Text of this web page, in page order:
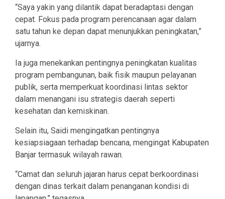
“Saya yakin yang dilantik dapat beradaptasi dengan
cepat. Fokus pada program perencanaan agar dalam
satu tahun ke depan dapat menunjukkan peningkatan,”
ujarnya.
Ia juga menekankan pentingnya peningkatan kualitas
program pembangunan, baik fisik maupun pelayanan
publik, serta memperkuat koordinasi lintas sektor
dalam menangani isu strategis daerah seperti
kesehatan dan kemiskinan.
Selain itu, Saidi mengingatkan pentingnya
kesiapsiagaan terhadap bencana, mengingat Kabupaten
Banjar termasuk wilayah rawan.
“Camat dan seluruh jajaran harus cepat berkoordinasi
dengan dinas terkait dalam penanganan kondisi di